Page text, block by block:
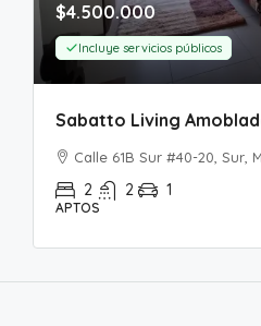
$4.500.000
Incluye servicios públicos
Sabatto Living
Calle 61B Sur #40-20, Sur,
2 2 1
APTOS